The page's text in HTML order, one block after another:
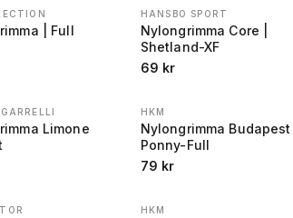
Nylongrimma | Full
HANSBO SPORT
Nylongrimma Core |
Shetland-XF
69 kr
Limone
HKM
Nylongrimma Budapest |
Ponny-Full
79 kr
48% HKM